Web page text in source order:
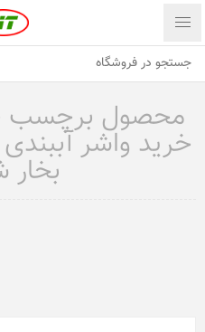
محصول برچسب
خرید واشر
بخار